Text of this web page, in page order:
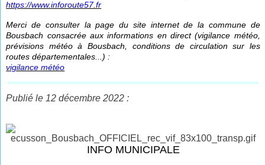
https://www.inforoute57.fr
Merci de consulter la page du site internet de la commune de
Bousbach consacrée aux informations en direct (vigilance météo,
prévisions météo à Bousbach, conditions de circulation sur les
routes départementales...) :
vigilance météo
Publié le 12 décembre 2022 :
INFO MUNICIPALE